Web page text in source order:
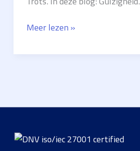
De
Dodelijke
–
Meer lezen »